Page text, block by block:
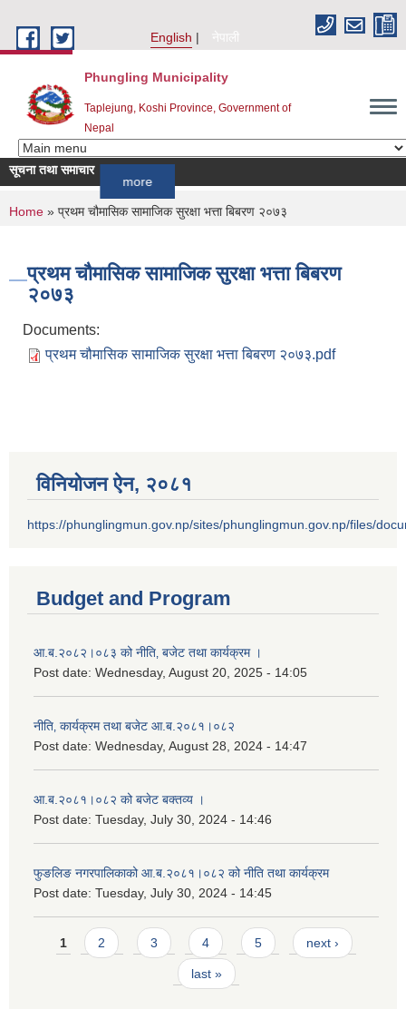
English
नेपाली
Phungling Municipality
Taplejung, Koshi Province, Government of
Nepal
सूचना तथा समाचार
You are here
Home » प्रथम चौमासिक सामाजिक सुरक्षा भत्ता बिबरण २०७३
प्रथम चौमासिक सामाजिक सुरक्षा भत्ता बिबरण
२०७३
Documents:
प्रथम चौमासिक सामाजिक सुरक्षा भत्ता बिबरण २०७३.pdf
विनियोजन ऐन‚ २०८१
https://phunglingmun.gov.np/sites/phunglingmun.gov.np/files/
Budget and Program
आ.ब.२०८२।०८३ को नीति‚ बजेट तथा कार्यक्रम ।
Post date: Wednesday, August 20, 2025 - 14:05
नीति‚ कार्यक्रम तथा बजेट आ.ब.२०८१।०८२
Post date: Wednesday, August 28, 2024 - 14:47
आ.ब.२०८१।०८२ को बजेट बक्तव्य ।
Post date: Tuesday, July 30, 2024 - 14:46
फुङलिङ नगरपालिकाको आ.ब.२०८१।०८२ को नीति तथा कार्यक्रम
Post date: Tuesday, July 30, 2024 - 14:45
Pages
1 2 3 4 5 next ›
last »